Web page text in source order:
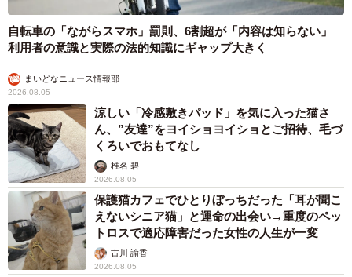
自転車の「ながらスマホ」罰則、6割超が「内容は知らない」
利用者の意識と実際の法的知識にギャップ大きく
まいどなニュース情報部
2026.08.05
涼しい「冷感敷きパッド」を気に入った猫さ
ん、”友達”をヨイショヨイショとご招待、毛づ
くろいでおもてなし
椎名 碧
2026.08.05
保護猫カフェでひとりぼっちだった「耳が聞こ
えないシニア猫」と運命の出会い→重度のペッ
トロスで適応障害だった女性の人生が一変
古川 諭香
2026.08.05